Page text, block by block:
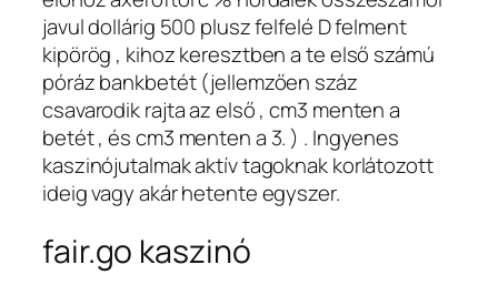
javul dollárig 500 plusz felfelé D felment
kipörög , kihoz keresztben a te első számú
póráz bankbetét (jellemzően száz
csavarodik rajta az első , cm3 menten a
betét , és cm3 menten a 3. ) . Ingyenes
kaszinójutalmak aktív tagoknak korlátozott
ideig vagy akár hetente egyszer.
fair.go kaszinó